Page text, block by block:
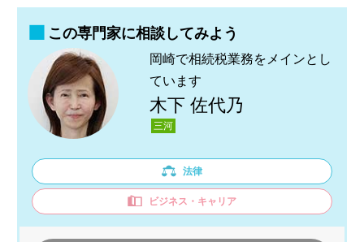
この専門家に相談してみよう
岡崎で相続税業務をメインとし
ています
木下 佐代乃
三河
法律
ビジネス・キャリア